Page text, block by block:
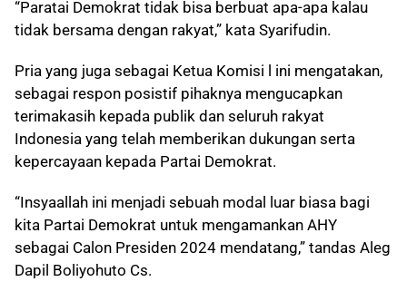
“Paratai Demokrat tidak bisa berbuat apa-apa kalau
tidak bersama dengan rakyat,” kata Syarifudin.
Pria yang juga sebagai Ketua Komisi l ini mengatakan,
sebagai respon posistif pihaknya mengucapkan
terimakasih kepada publik dan seluruh rakyat
Indonesia yang telah memberikan dukungan serta
kepercayaan kepada Partai Demokrat.
“Insyaallah ini menjadi sebuah modal luar biasa bagi
kita Partai Demokrat untuk mengamankan AHY
sebagai Calon Presiden 2024 mendatang,” tandas Aleg
Dapil Boliyohuto Cs.